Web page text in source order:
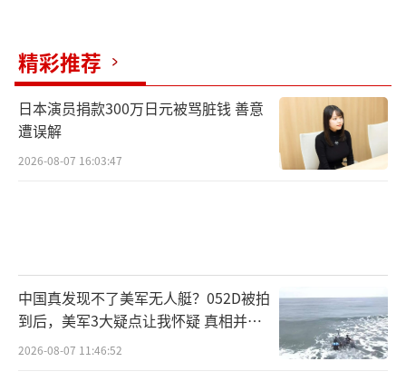
精彩推荐
日本演员捐款300万日元被骂脏钱 善意
遭误解
2026-08-07 16:03:47
中国真发现不了美军无人艇？052D被拍
到后，美军3大疑点让我怀疑 真相并非
如此
2026-08-07 11:46:52